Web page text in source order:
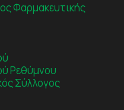
Φαρμακευτικής
Ρεθύμνου
Σύλλογος